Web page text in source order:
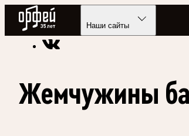
Радио Орфей
Наши сайты
Радио классической музыки «Орфей»
Жемчужины